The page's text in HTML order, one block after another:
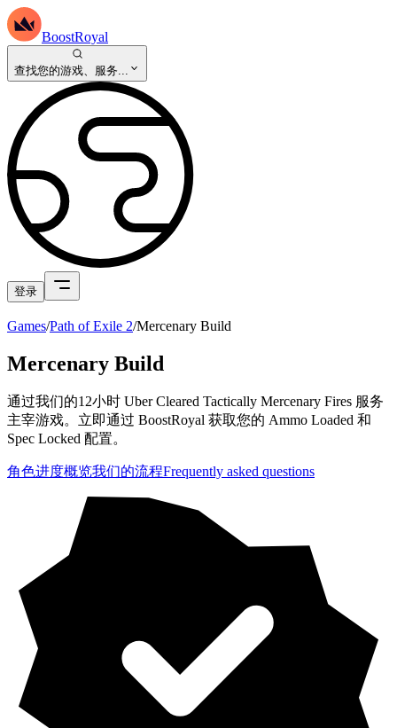
BoostRoyal
查找您的游戏、服务...
登录
Games/Path of Exile 2/Mercenary Build
Mercenary Build
通过我们的12小时 Uber Cleared Tactically Mercenary Fires 服务
主宰游戏。立即通过 BoostRoyal 获取您的 Ammo Loaded 和
Spec Locked 配置。
角色进度概览我们的流程Frequently asked questions